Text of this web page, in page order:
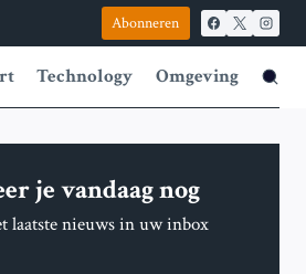
Abonneren
Technology Omgeving
je vandaag nog
laatste nieuws in uw inbox